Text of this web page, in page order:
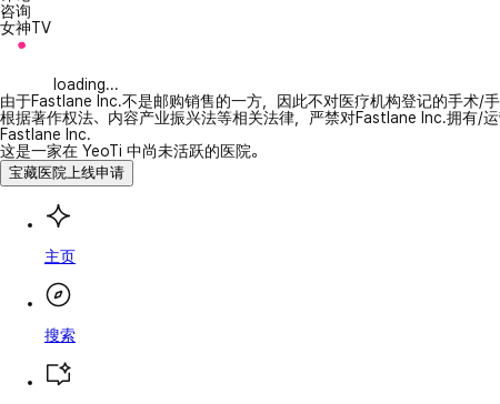
咨询
女神TV
loading...
由于Fastlane Inc.不是邮购销售的一方，因此不对医疗机构登记的手术/手
根据著作权法、内容产业振兴法等相关法律，严禁对Fastlane Inc.拥有/
Fastlane Inc.
这是一家在 YeoTi 中尚未活跃的医院。
宝藏医院上线申请
主页
搜索